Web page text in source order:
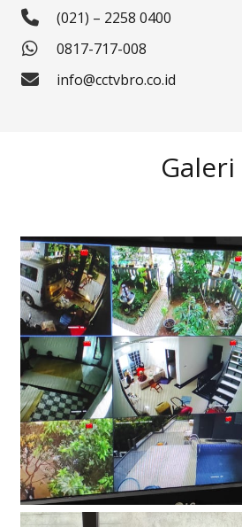
(021) – 2258 0400
0817-717-008
info@cctvbro.co.id
Galeri